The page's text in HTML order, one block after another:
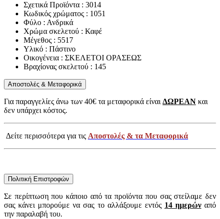
Σχετικά Προϊόντα : 3014
Κωδικός χρώματος : 1051
Φύλο : Ανδρικά
Χρώμα σκελετού : Καφέ
Μέγεθος : 5517
Υλικό : Πάστινο
Οικογένεια : ΣΚΕΛΕΤΟΙ ΟΡΑΣΕΩΣ
Βραχίονας σκελετού : 145
Αποστολές & Μεταφορικά
Για παραγγελίες άνω των 40€ τα μεταφορικά είναιΔΩΡΕΑΝ και
δεν υπάρχει κόστος.
Δείτε περισσότερα για τις Αποστολές & τα Μεταφορικά
Πολιτική Επιστροφών
Σε περίπτωση που κάποιο από τα προϊόντα που σας στείλαμε δεν
σας κάνει μπορούμε να σας το αλλάξουμε εντός 14 ημερώναπό
την παραλαβή του.